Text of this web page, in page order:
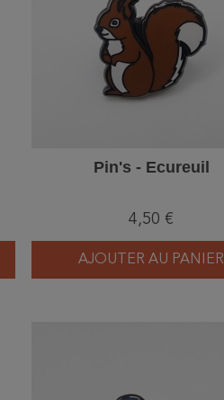
Pin's - Ecureuil
4,50 €
AJOUTER AU PANIER